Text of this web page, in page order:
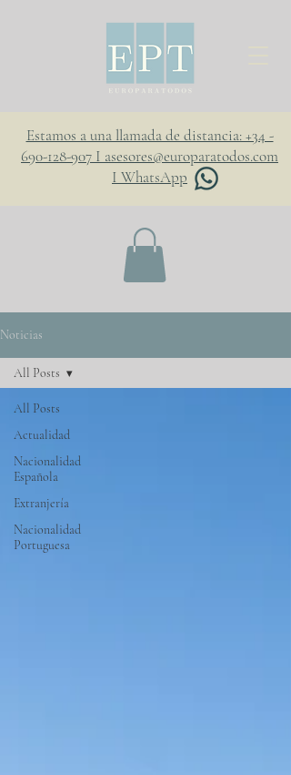
Estamos a una llamada de distancia: +34 -
690-128-907 I asesores@europaratodos.com
I WhatsApp
Noticias
All Posts
Actualidad
Nacionalidad
Española
Extranjería
Nacionalidad
Portuguesa
All Posts